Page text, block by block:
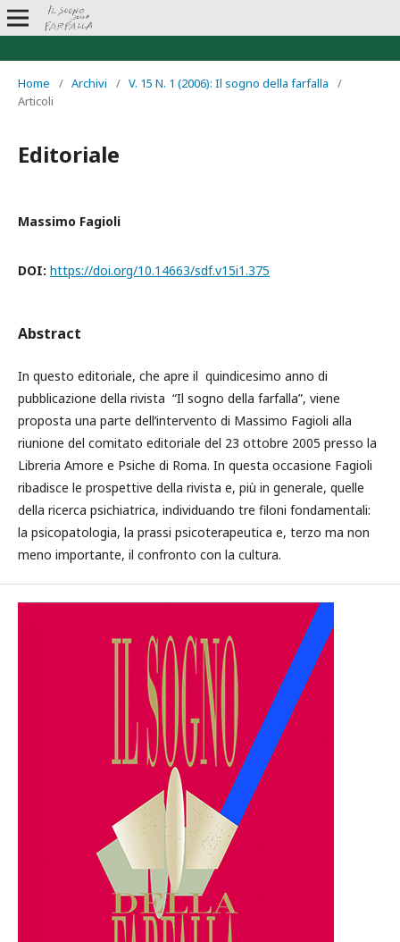
Home / Archivi / V. 15 N. 1 (2006): Il sogno della farfalla
/
Articoli
Editoriale
Massimo Fagioli
DOI: https://doi.org/10.14663/sdf.v15i1.375
Abstract
In questo editoriale, che apre il quindicesimo anno di
pubblicazione della rivista “Il sogno della farfalla”, viene
proposta una parte dell’intervento di Massimo Fagioli alla
riunione del comitato editoriale del 23 ottobre 2005 presso la
Libreria Amore e Psiche di Roma. In questa occasione Fagioli
ribadisce le prospettive della rivista e, più in generale, quelle
della ricerca psichiatrica, individuando tre filoni fondamentali:
la psicopatologia, la prassi psicoterapeutica e, terzo ma non
meno importante, il confronto con la cultura.